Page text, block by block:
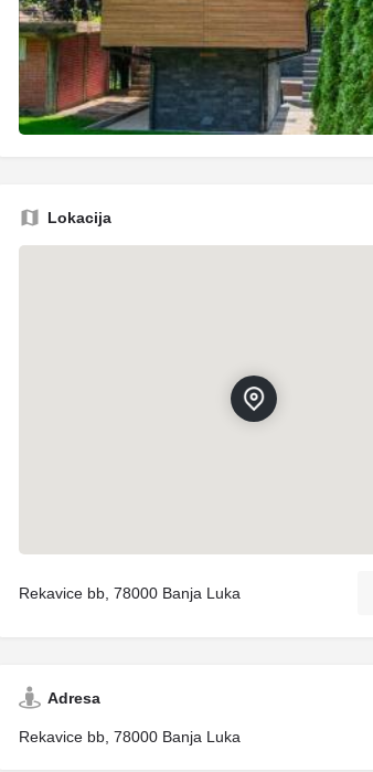
Lokacija
Rekavice bb, 78000 Banja Luka
Adresa
Rekavice bb, 78000 Banja Luka